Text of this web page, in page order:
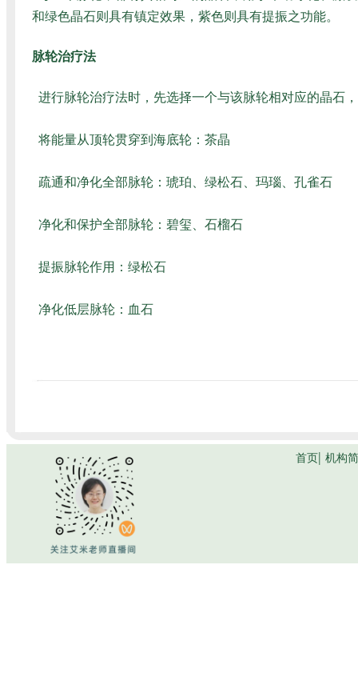
和绿色晶石则具有镇定效果，紫色则具有提振之功能。
脉轮治疗法
进行脉轮治疗法时，先选择一个与该脉轮相对应的晶石
将能量从顶轮贯穿到海底轮：茶晶
疏通和净化全部脉轮：琥珀、绿松石、玛瑙、孔雀石
净化和保护全部脉轮：碧玺、石榴石
提振脉轮作用：绿松石
净化低层脉轮：血石